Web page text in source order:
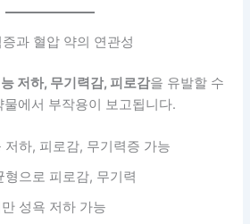
과 혈압 약의 연관성
저하, 무기력감, 피로감을 유발할 수
에서 부작용이 보고됩니다.
저하, 피로감, 무기력증 가능
형으로 피로감, 무기력
성욕 저하 가능